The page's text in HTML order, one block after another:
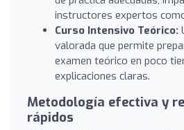
instructores expertos
Curso Intensivo Teórico:
valorada que permite
examen teórico en poco
explicaciones claras.
Metodología efectiva y
rápidos